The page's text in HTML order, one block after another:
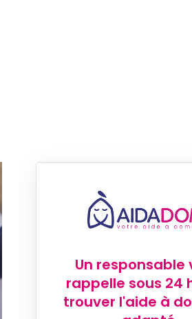
Un responsable
rappelle sous 24
trouver l'aide à